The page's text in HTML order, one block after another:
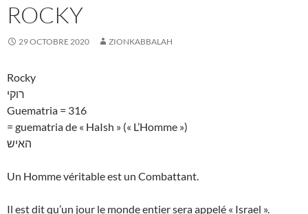
ROCKY
29 OCTOBRE 2020 ZIONKABBALAH
Rocky
רוקי
Guematria = 316
= guematria de « HaIsh » (« L’Homme »)
האיש
Un Homme véritable est un Combattant.
Il est dit qu’un jour le monde entier sera appelé « Israel ».